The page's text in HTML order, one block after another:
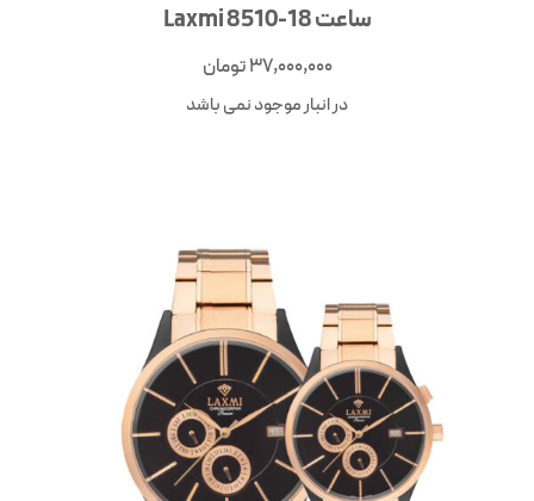
ساعت Laxmi 8510-18
37,000,000تومان
در انبار موجود نمی باشد